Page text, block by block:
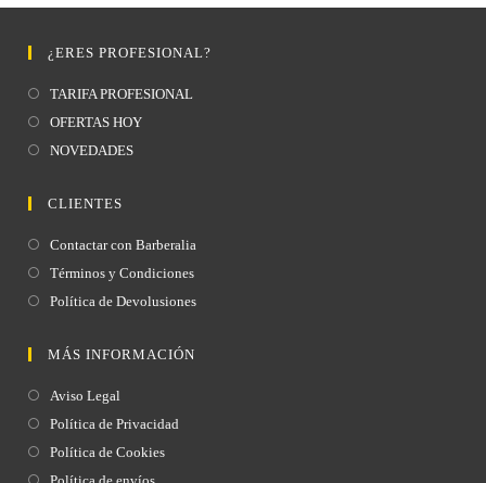
MÁS INFORMACIÓN
Aviso Legal
Política de Privacidad
Política de Cookies
CLIENTES
Contactar con Barberalia
Términos y Condiciones
Política de Devolusiones
¿ERES PROFESIONAL?
TARIFA PROFESIONAL
OFERTAS HOY
NOVEDADES